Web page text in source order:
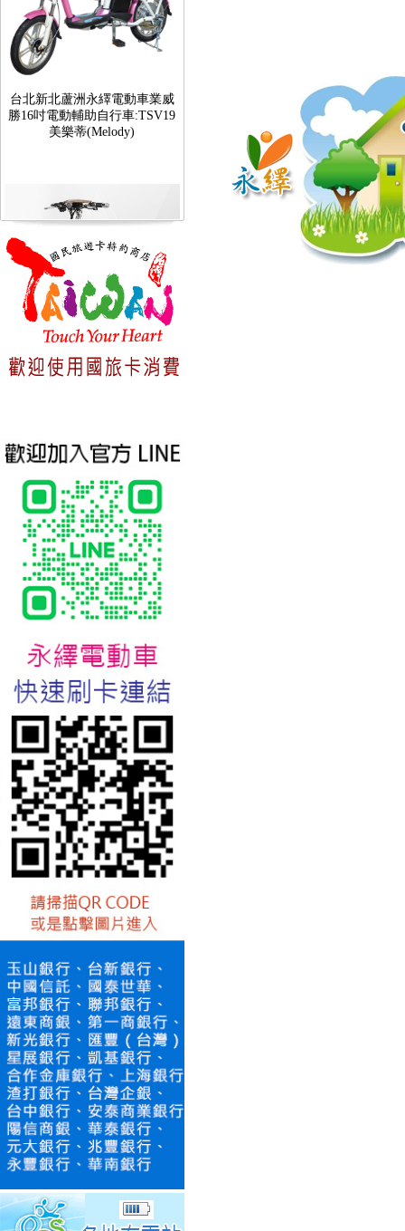
台北新北蘆洲永繹電動車業威
勝16吋電動輔助自行車:TSV19
美樂蒂(Melody)
台北新北蘆洲永繹電動車可愛
馬18吋電動輔助自行車 CHT-
027
台北新北蘆洲永繹電動車業威
美樂蒂(Melody)